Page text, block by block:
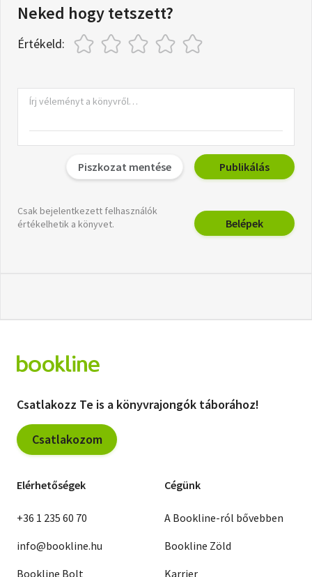
Neked hogy tetszett?
Értékeld:
Piszkozat mentése Publikálás
Csak bejelentkezett felhasználók
értékelhetik a könyvet.
Belépek
Csatlakozz Te is a könyvrajongók táborához!
Csatlakozom
Elérhetőségek
+36 1 235 60 70
info@bookline.hu
Bookline Bolt
Cégünk
A Bookline-ról bővebben
Bookline Zöld
Karrier